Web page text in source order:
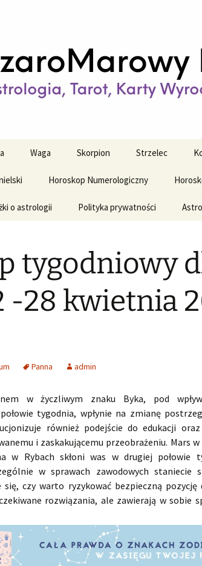
Waga Skorpion Strzelec
Horoskop Numerologiczny
o astrologii Polityka prywatności
tygodniowy
-28 kwietnia
Panna admin
w życzliwym znaku Byka, pod
tygodnia, wpłynie na zmianę
również podejście do edukacji oraz
i zaskakującemu przeobrażeniu. Mars
w Rybach skłoni was w drugiej połowie
w sprawach zawodowych staniecie
czy warto ryzykować bezpieczną pozycję
rozwiązania, ale zawierają w sobie